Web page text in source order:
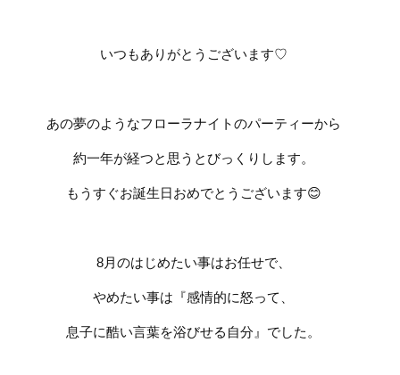
いつもありがとうございます♡
あの夢のようなフローラナイトのパーティーから
約一年が経つと思うとびっくりします。
もうすぐお誕生日おめでとうございます😊
8月のはじめたい事はお任せで、
やめたい事は『感情的に怒って、
息子に酷い言葉を浴びせる自分』でした。